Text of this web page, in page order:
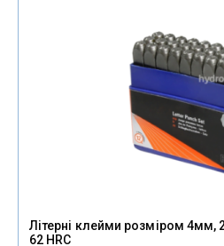
Літерні клейми розміром 4мм,
62 HRC